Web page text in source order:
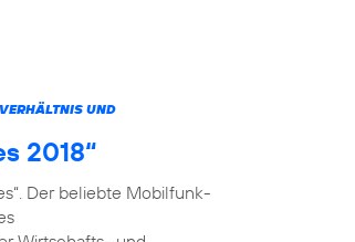
UND
2018“
Der beliebte Mobilfunk-